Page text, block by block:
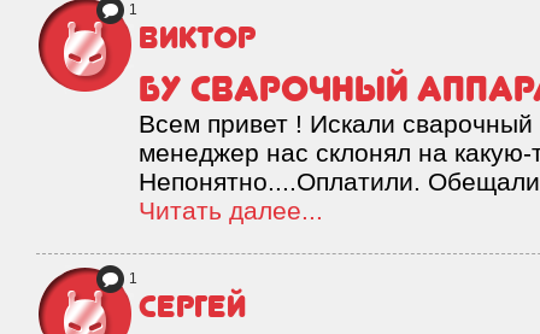
1
Виктор
БУ сварочный
Всем привет ! Искали
менеджер нас склонял на
Непонятно....Оплатили.
Читать далее...
1
Сергей